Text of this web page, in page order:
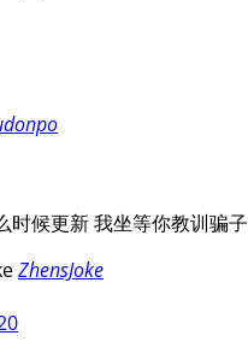
时候更新 我坐等你教训骗子
ZhensJoke